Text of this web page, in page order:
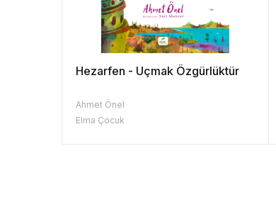
Hezarfen - Uçmak Özgürlüktür
Ahmet Önel
Elma Çocuk